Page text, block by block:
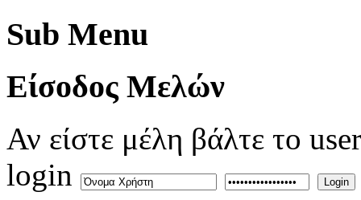
Sub Menu
Eίσοδος Μελών
Αν είστε μέλη βάλτε το
login
Login